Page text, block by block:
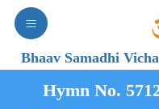
Bhaav Samadhi
Hymn No.